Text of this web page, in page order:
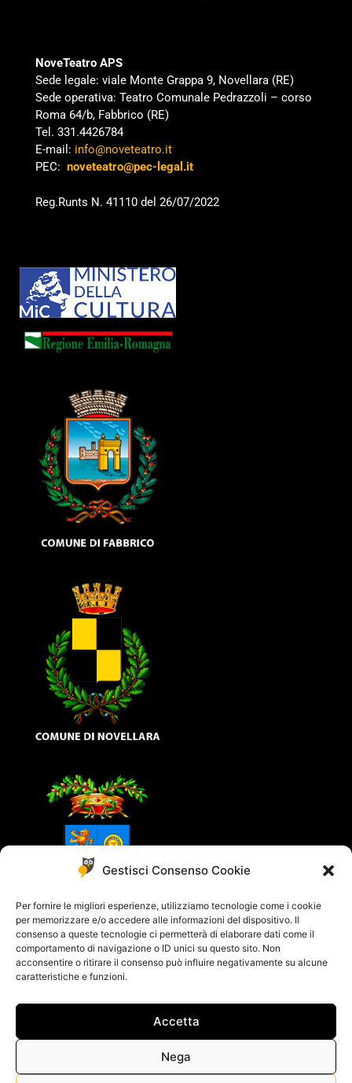
Gestisci Consenso Cookie
Per fornire le migliori esperienze, utilizziamo tecnologie come i cookie
per memorizzare e/o accedere alle informazioni del dispositivo. Il
consenso a queste tecnologie ci permetterà di elaborare dati come il
comportamento di navigazione o ID unici su questo sito. Non
acconsentire o ritirare il consenso può influire negativamente su alcune
caratteristiche e funzioni.
Accetta
Nega
NoveTeatro APS
Sede legale: viale Monte Grappa 9, Novellara (RE)
Sede operativa: Teatro Comunale Pedrazzoli – corso
Roma 64/b, Fabbrico (RE)
Tel. 331.4426784
E-mail: info@noveteatro.it
PEC: noveteatro@pec-legal.it
Reg.Runts N. 41110 del 26/07/2022
© 2018 - 2021 All rights reserved - Powered by